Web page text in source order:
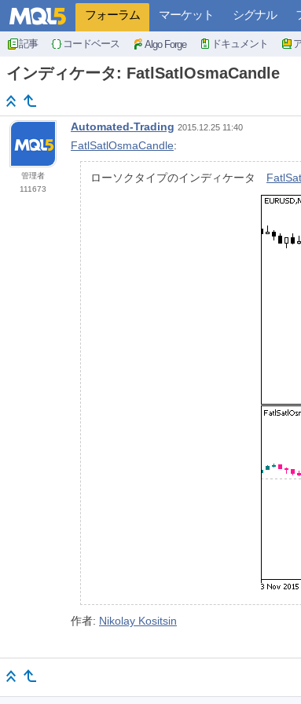
フォーラム マーケット シグナル
記事 コードベース Algo Forge ドキュメント
インディケータ: FatlSatlOsmaCandle
管理者
111673
Automated-Trading 2015.12.25 11:40
FatlSatlOsmaCandle:
ローソクタイプのインディケータ
作者: Nikolay Kositsin